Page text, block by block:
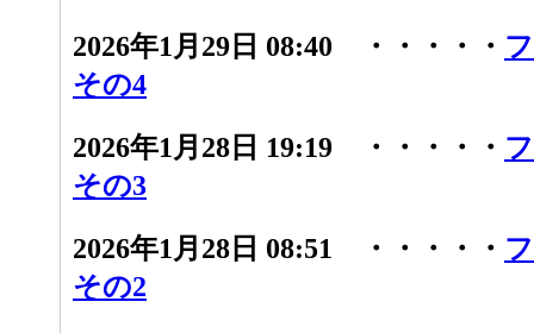
2026年1月29日 08:40 ・・・・・
その4
2026年1月28日 19:19 ・・・・・
その3
2026年1月28日 08:51 ・・・・・
その2